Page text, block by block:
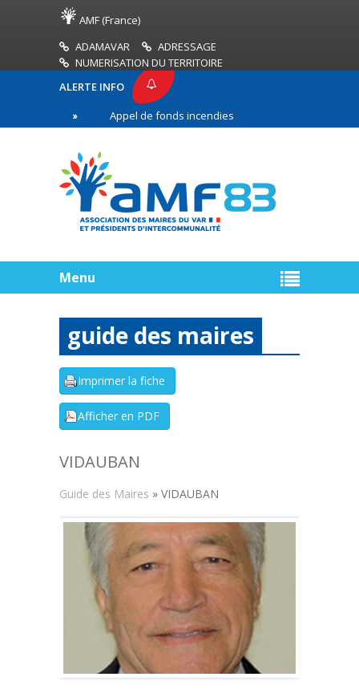
AMF (France)
ADAMAVAR
ADRESSAGE
NUMERISATION DU TERRITOIRE
ALERTE INFO
Appel de fonds incendies de forêt
ligne
Menu
guide des maires
VIDAUBAN
Guide des Maires » VIDAUBAN